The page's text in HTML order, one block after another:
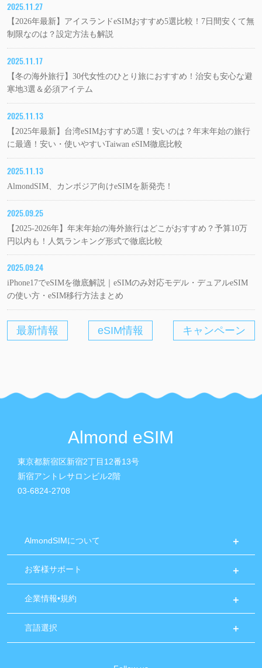
2025.11.27
【2026年最新】アイスランドeSIMおすすめ5選比較！7日間安くて無
制限なのは？設定方法も解説
2025.11.17
【冬の海外旅行】30代女性のひとり旅におすすめ！治安も安心な避
寒地3選＆必須アイテム
2025.11.13
【2025年最新】台湾eSIMおすすめ5選！安いのは？年末年始の旅行
に最適！安い・使いやすいTaiwan eSIM徹底比較
2025.11.13
AlmondSIM、カンボジア向けeSIMを新発売！
2025.09.25
【2025-2026年】年末年始の海外旅行はどこがおすすめ？予算10万
円以内も！人気ランキング形式で徹底比較
2025.09.24
iPhone17でeSIMを徹底解説｜eSIMのみ対応モデル・デュアルeSIM
の使い方・eSIM移行方法まとめ
最新情報 eSIM情報 キャンペーン
Almond eSIM
東京都新宿区新宿2丁目12番13号
新宿アントレサロンビル2階
03-6824-2708
AlmondSIMについて
お客様サポート
企業情報•規約
言語選択